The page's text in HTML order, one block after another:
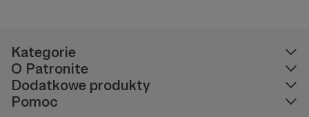
Kategorie
O Patronite
Dodatkowe produkty
Pomoc